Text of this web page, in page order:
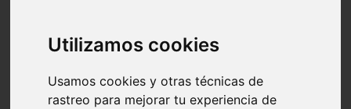
Utilizamos cookies
Usamos cookies y otras técnicas de
rastreo para mejorar tu experiencia de
comportamiento
protagonistas
abandono
adopci n